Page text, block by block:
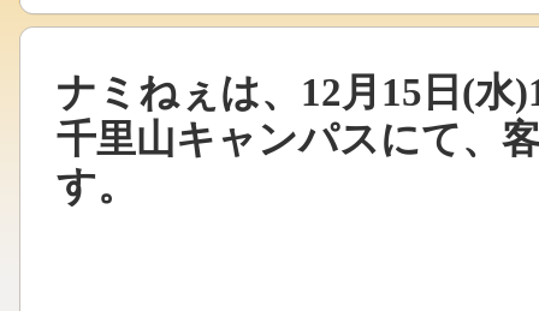
ナミねぇは、12月15日(水
千里山キャンパスにて、
す。